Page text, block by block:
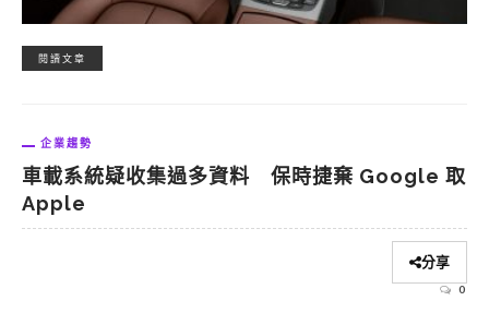
閱讀文章
企業趨勢
車載系統疑收集過多資料 保時捷棄 Google 取
Apple
分享
0